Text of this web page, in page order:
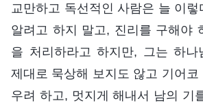
교만하고 독선적인 사람은 늘 이렇
알려고 하지 말고, 진리를 구해야
을 처리하라고 하지만, 그는 하나
제대로 묵상해 보지도 않고 기어코
우려 하고, 멋지게 해내서 남의 기